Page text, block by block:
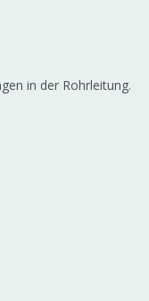
in der Rohrleitung.